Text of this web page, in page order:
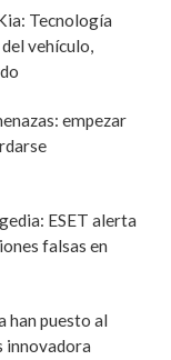
Tecnología
vehículo,
empezar
ESET alerta
falsas en
han puesto al
innovadora